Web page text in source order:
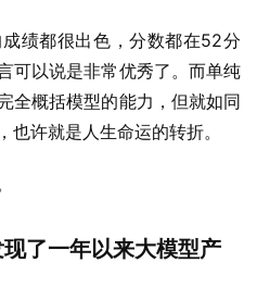
绩都很出色，分数都在52分
可以说是非常优秀了。而单纯
全概括模型的能力，但就如同
许就是人生命运的转折。
了一年以来大模型产